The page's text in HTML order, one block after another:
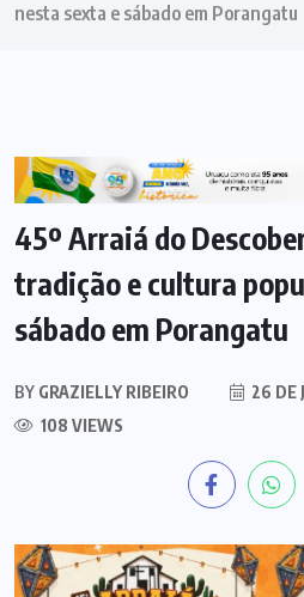
nesta sexta e sábado em Porangatu
PORANGATU
45º Arraiá do
tradição e cultura
sábado em Porangatu
BY GRAZIELLY RIBEIRO
26 DE
108 VIEWS